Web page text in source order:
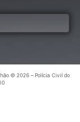
© 2026 – Polícia Civil do